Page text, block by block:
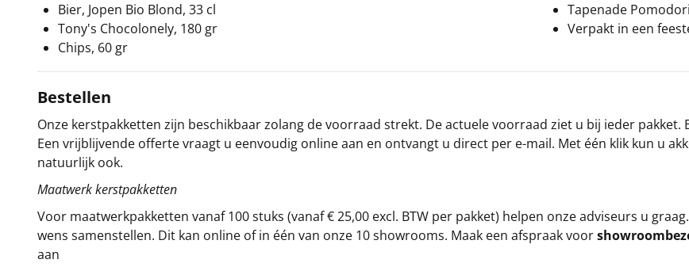
Bier, Jopen Bio Blond, 33 cl
Tony's Chocolonely, 180 gr
Chips, 60 gr
Tapenade
Verpakt in een
Bestellen
Onze kerstpakketten zijn beschikbaar zolang de voorraad strekt. De actuele voorraad ziet u bij ieder
Een vrijblijvende offerte vraagt u eenvoudig online aan en ontvangt u direct per e-mail. Met één klik kun u
natuurlijk ook.
Maatwerk kerstpakketten
Voor maatwerkpakketten vanaf 100 stuks (vanaf € 25,00 excl. BTW per pakket) helpen onze adviseurs u
wens samenstellen. Dit kan online of in één van onze 10 showrooms. Maak een afspraak voor
aan